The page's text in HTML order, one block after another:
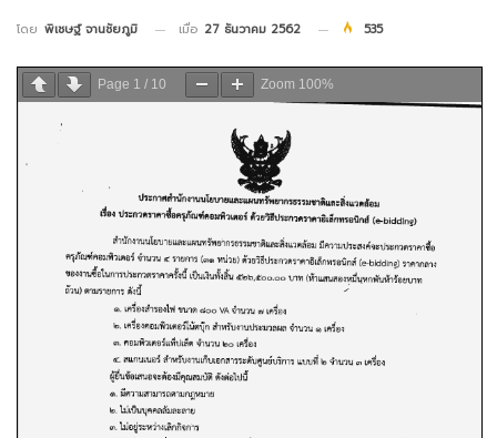
โดย พิเชษฐ์ จานชัยภูมิ เมื่อ 27 ธันวาคม 2562 535
Page 1 / 10 Zoom 100%